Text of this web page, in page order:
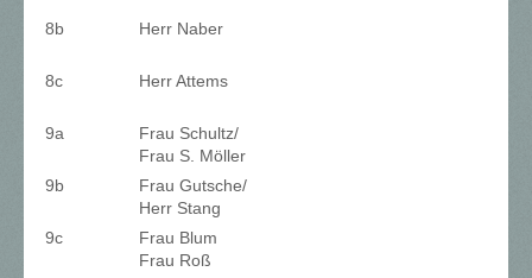
8b Herr Naber
8c Herr Attems
9a
Frau Schultz/
Frau S. Möller
9b
Frau Gutsche/
Herr Stang
9c
Frau Blum
Frau Roß